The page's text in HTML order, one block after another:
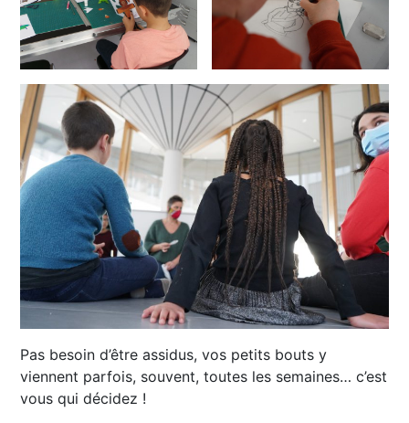
Pas besoin d’être assidus, vos petits bouts y
viennent parfois, souvent, toutes les semaines… c’est
vous qui décidez !